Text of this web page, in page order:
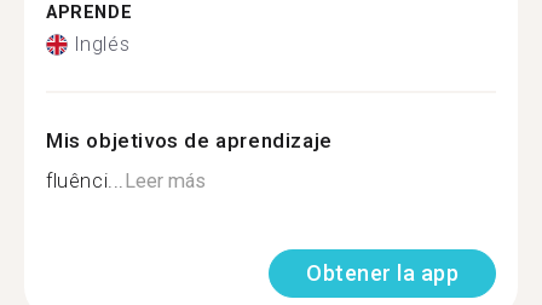
APRENDE
Inglés
Mis objetivos de aprendizaje
fluênci...Leer más
Obtener la app